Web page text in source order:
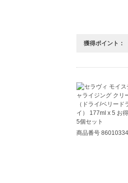
獲得ポイント：
商品番号 86010334